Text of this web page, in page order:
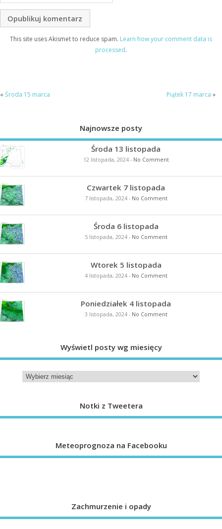
This site uses Akismet to reduce spam. Learn how your comment data is
processed.
« Środa 15 marca Piątek 17 marca »
Najnowsze posty
Środa 13 listopada
12 listopada, 2024- No Comment
Czwartek 7 listopada
7 listopada, 2024- No Comment
Środa 6 listopada
5 listopada, 2024- No Comment
Wtorek 5 listopada
4 listopada, 2024- No Comment
Poniedziałek 4 listopada
3 listopada, 2024- No Comment
Wyświetl posty wg miesięcy
Notki z Tweetera
Meteoprognoza na Facebooku
Zachmurzenie i opady